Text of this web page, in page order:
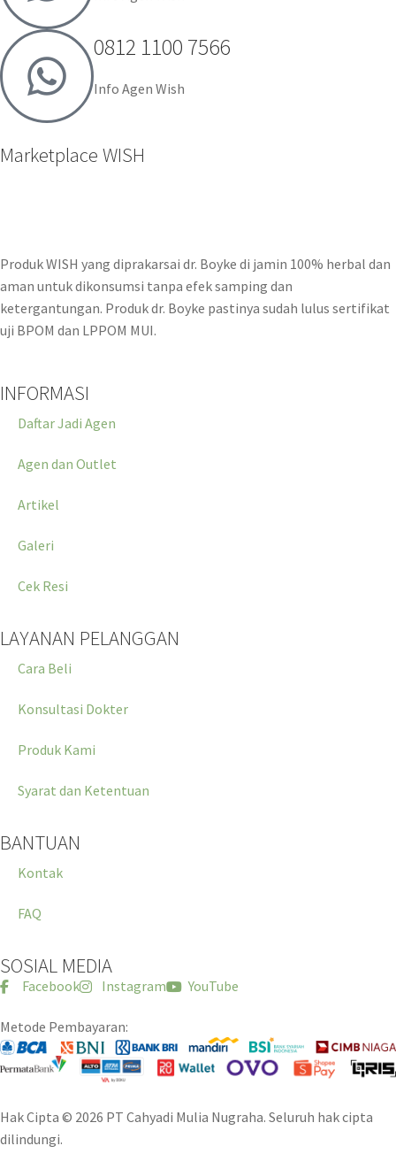
0812 1100 7566
Info Agen Wish
Marketplace WISH
Produk WISH yang diprakarsai dr. Boyke di jamin 100% herbal dan
aman untuk dikonsumsi tanpa efek samping dan
ketergantungan. Produk dr. Boyke pastinya sudah lulus sertifikat
uji BPOM dan LPPOM MUI.
INFORMASI
Daftar Jadi Agen
Agen dan Outlet
Artikel
Galeri
Cek Resi
LAYANAN PELANGGAN
Cara Beli
Konsultasi Dokter
Produk Kami
Syarat dan Ketentuan
BANTUAN
Kontak
FAQ
SOSIAL MEDIA
Facebook Instagram YouTube
Metode Pembayaran:
Hak Cipta © 2026 PT Cahyadi Mulia Nugraha. Seluruh hak cipta
dilindungi.